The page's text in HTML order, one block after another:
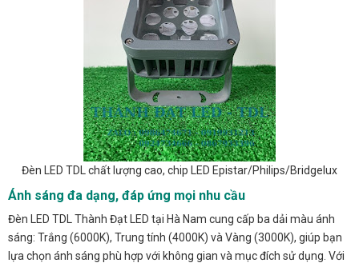
Đèn LED TDL chất lượng cao, chip LED Epistar/Philips/Bridgelux
Ánh sáng đa dạng, đáp ứng mọi nhu cầu
Đèn LED TDL Thành Đạt LED tại Hà Nam cung cấp ba dải màu ánh
sáng: Trắng (6000K), Trung tính (4000K) và Vàng (3000K), giúp bạn
lựa chọn ánh sáng phù hợp với không gian và mục đích sử dụng. Với